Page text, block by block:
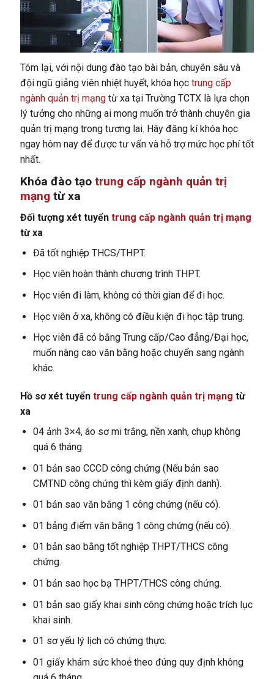
Tóm lại, với nội dung đào tạo bài bản, chuyên sâu và
đội ngũ giảng viên nhiệt huyết, khóa học trung cấp
ngành quản trị mạngtừ xa tại Trường TCTX là lựa chọn
lý tưởng cho những ai mong muốn trở thành chuyên gia
quản trị mạng trong tương lai. Hãy đăng kí khóa học
ngay hôm nay để được tư vấn và hỗ trợ mức học phí tốt
nhất.
Khóa đào tạo trung cấp ngành quản trị
mạng từ xa
Đối tượng xét tuyển trung cấp ngành quản trị mạng
từ xa
Đã tốt nghiệp THCS/THPT.
Học viên hoàn thành chương trình THPT.
Học viên đi làm, không có thời gian để đi học.
Học viên ở xa, không có điều kiện đi học tập trung.
Học viên đã có bằng Trung cấp/Cao đẳng/Đại học,
muốn nâng cao văn bằng hoặc chuyển sang ngành
khác.
Hồ sơ xét tuyển trung cấp ngành quản trị mạng từ
xa
04 ảnh 3×4, áo sơ mi trắng, nền xanh, chụp không
quá 6 tháng.
01 bản sao CCCD công chứng (Nếu bản sao
CMTND công chứng thì kèm giấy định danh).
01 bản sao văn bằng 1 công chứng (nếu có).
01 bảng điểm văn bằng 1 công chứng (nếu có).
01 bản sao bằng tốt nghiệp THPT/THCS công
chứng.
01 bản sao học bạ THPT/THCS công chứng.
01 bản sao giấy khai sinh công chứng hoặc trích lục
khai sinh.
01 sơ yếu lý lịch có chứng thực.
01 giấy khám sức khoẻ theo đúng quy định không